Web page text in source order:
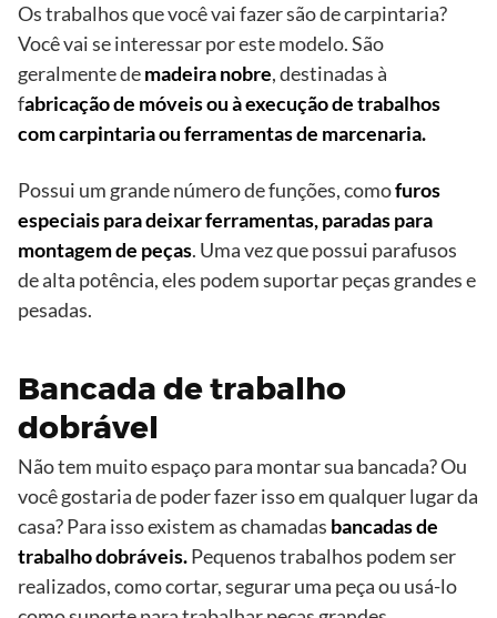
Os trabalhos que você vai fazer são de carpintaria?
Você vai se interessar por este modelo. São
geralmente demadeira nobre, destinadas à
fabricação de móveis ou à execução de trabalhos
com carpintaria ou ferramentas de marcenaria.
Possui um grande número de funções, comofuros
especiais para deixar ferramentas, paradas para
montagem de peças. Uma vez que possui parafusos
de alta potência, eles podem suportar peças grandes e
pesadas.
Bancada de trabalho
dobrável
Não tem muito espaço para montar sua bancada? Ou
você gostaria de poder fazer isso em qualquer lugar da
casa? Para isso existem as chamadas bancadas de
trabalho dobráveis.Pequenos trabalhos podem ser
realizados, como cortar, segurar uma peça ou usá-lo